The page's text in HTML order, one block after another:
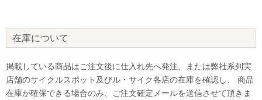
在庫について
掲載している商品はご注文後に仕入れ先へ発注、または弊社系列実
店舗のサイクルスポット及びル・サイク各店の在庫を確認し、 商品
在庫が確保できる場合のみ、ご注文確定メールを送信させて頂きま